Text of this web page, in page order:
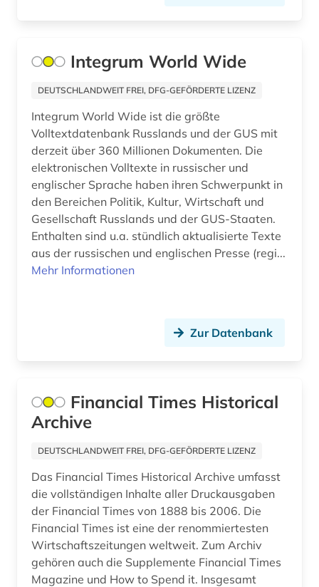
erster weltkrieg (7)
estland (1)
eu (1)
europa (1)
europäische union (1)
europäisches schrifttum (1)
exilpresse (1)
fid asien (1)
informationswissenschaft (1)
fid geschichtswissenschaft (5)
fid nahost-, nordafrika- und islamstudien (5)
Ostasien (1)
Russland, Sowjetunion (21)
Saarland (1)
Sachsen (3)
Sachsen-Anhalt (1)
Schweden (2)
Suedamerika (6)
Suedostasien (6)
Thueringen (2)
USA (35)
Ukraine (3)
Integrum World Wide
DEUTSCHLANDWEIT FREI, DFG-GEFÖRDERTE LIZENZ
Integrum World Wide ist die größte
Volltextdatenbank Russlands und der GUS mit
derzeit über 360 Millionen Dokumenten. Die
elektronischen Volltexte in russischer und
englischer Sprache haben ihren Schwerpunkt in
den Bereichen Politik, Kultur, Wirtschaft und
Gesellschaft Russlands und der GUS-Staaten.
Enthalten sind u.a. stündlich aktualisierte Texte
aus der russischen und englischen Presse (regi...
Mehr Informationen
Zur Datenbank
Financial Times Historical
Archive
DEUTSCHLANDWEIT FREI, DFG-GEFÖRDERTE LIZENZ
Das Financial Times Historical Archive umfasst
die vollständigen Inhalte aller Druckausgaben
der Financial Times von 1888 bis 2006. Die
Financial Times ist eine der renommiertesten
Wirtschaftszeitungen weltweit. Zum Archiv
gehören auch die Supplemente Financial Times
Magazine und How to Spend it. Insgesamt